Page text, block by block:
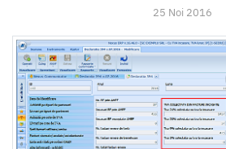
25 Noi 2016